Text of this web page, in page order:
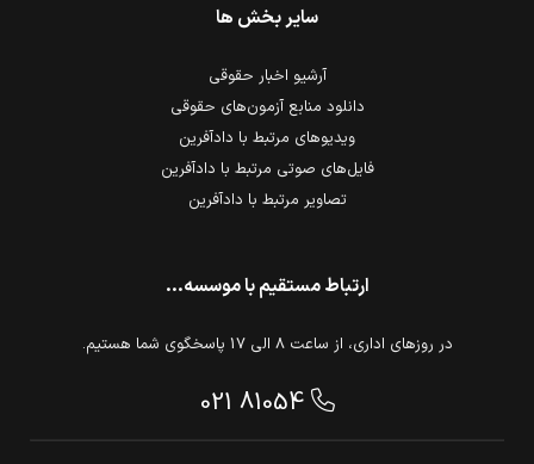
ارتباط مستقیم با موسسه...
در روزهای اداری، از ساعت 8 الی 17 پاسخگوی شما هستیم.
021 81054
سایر بخش ها
آرشیو اخبار حقوقی
دانلود منابع آزمون‌های حقوقی
ویدیوهای مرتبط با دادآفرین
فایل‌های صوتی مرتبط با دادآفرین
تصاویر مرتبط با دادآفرین